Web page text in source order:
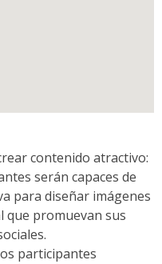
contenido atractivo:
serán capaces de
para diseñar imágenes
que promuevan sus
participantes